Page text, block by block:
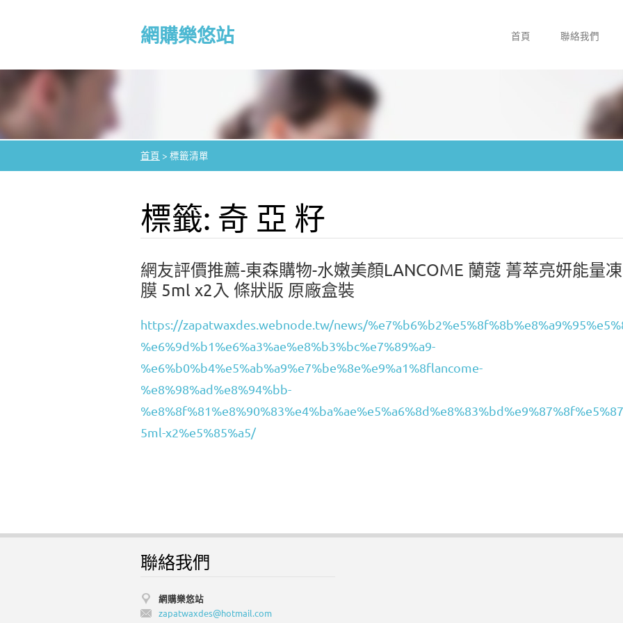
網購樂悠站 首頁 聯絡我們
首頁 > 標籤清單
標籤: 奇 亞 籽
網友評價推薦-東森購物-水嫩美顏LANCOME 蘭蔻 菁萃亮妍能量凍
膜 5ml x2入 條狀版 原廠盒裝
https://zapatwaxdes.webnode.tw/news/
%e6%9d%b1%e6%a3%ae%e8%b3%bc%e7%89%a9-
%e6%b0%b4%e5%ab%a9%e7%be%8e%e9%a1%8flancome-
%e8%98%ad%e8%94%bb-
5ml-x2%e5%85%a5/
聯絡我們
網購樂悠站
zapatwaxdes@hotmail.com